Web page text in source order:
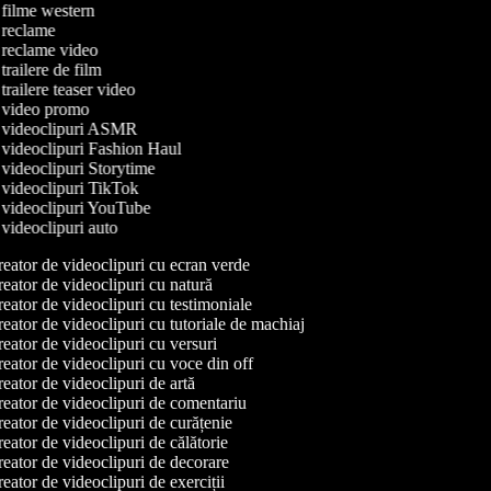
filme western
reclame
reclame video
trailere de film
trailere teaser video
video promo
videoclipuri ASMR
videoclipuri Fashion Haul
videoclipuri Storytime
videoclipuri TikTok
videoclipuri YouTube
videoclipuri auto
de videoclipuri cu ecran verde
de videoclipuri cu natură
de videoclipuri cu testimoniale
de videoclipuri cu tutoriale de machiaj
de videoclipuri cu versuri
de videoclipuri cu voce din off
de videoclipuri de artă
de videoclipuri de comentariu
de videoclipuri de curățenie
de videoclipuri de călătorie
de videoclipuri de decorare
de videoclipuri de exerciții